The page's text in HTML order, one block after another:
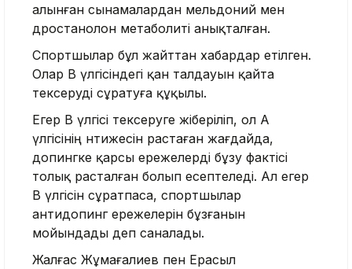
алынған сынамалардан мельдоний мен
дростанолон метаболиті анықталған.
Спортшылар бұл жайттан хабардар етілген.
Олар B үлгісіндегі қан талдауын қайта
тексеруді сұратуға құқылы.
Егер B үлгісі тексеруге жіберіліп, ол A
үлгісінің нәтижесін растаған жағдайда,
допингке қарсы ережелерді бұзу фактісі
толық расталған болып есептеледі. Ал егер
B үлгісін сұратпаса, спортшылар
антидопинг ережелерін бұзғанын
мойындады деп саналады.
Жалғас Жұмағалиев пен Ерасыл